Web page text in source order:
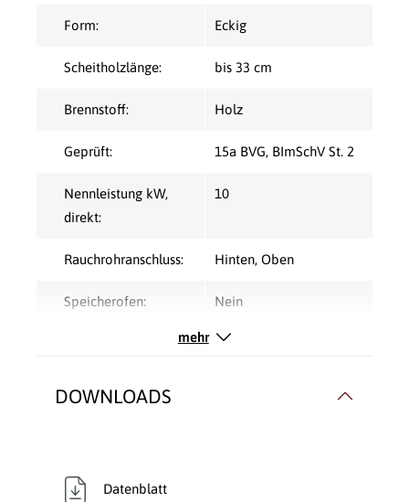
Form: Eckig
Scheitholzlänge: bis 33 cm
Brennstoff: Holz
Geprüft: 15a BVG, BImSchV St. 2
Nennleistung kW,
direkt:
10
Rauchrohranschluss: Hinten, Oben
Speicherofen: Nein
Kaminofen
Verkleidungsmaterial:
mehr
DOWNLOADS
Datenblatt